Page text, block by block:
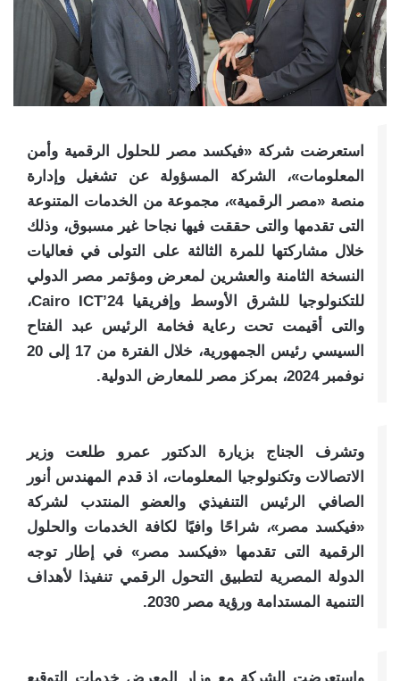
استعرضت شركة «فيكسد مصر للحلول الرقمية وأمن
المعلومات»، الشركة المسؤولة عن تشغيل وإدارة
منصة «مصر الرقمية»، مجموعة من الخدمات المتنوعة
التى تقدمها والتى حققت فيها نجاحا غير مسبوق، وذلك
خلال مشاركتها للمرة الثالثة على التولى في فعاليات
النسخة الثامنة والعشرين لمعرض ومؤتمر مصر الدولي
للتكنولوجيا للشرق الأوسط وإفريقيا Cairo ICT’24،
والتى أقيمت تحت رعاية فخامة الرئيس عبد الفتاح
السيسي رئيس الجمهورية، خلال الفترة من 17 إلى 20
نوفمبر 2024، بمركز مصر للمعارض الدولية.
وتشرف الجناج بزيارة الدكتور عمرو طلعت وزير
الاتصالات وتكنولوجيا المعلومات، اذ قدم المهندس أنور
الصافي الرئيس التنفيذي والعضو المنتدب لشركة
«فيكسد مصر»، شراحًا وافيًا لكافة الخدمات والحلول
الرقمية التى تقدمها «فيكسد مصر» في إطار توجه
الدولة المصرية لتطبيق التحول الرقمي تنفيذا لأهداف
التنمية المستدامة ورؤية مصر 2030.